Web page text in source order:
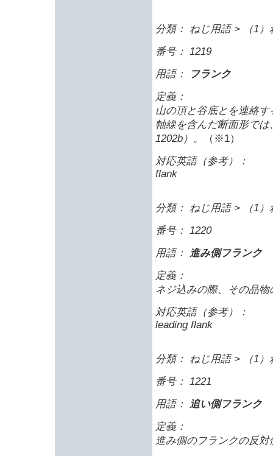
分類： ねじ用語 > （1
番号： 1219
用語：
フランク
定義：
山の頂と谷底とを連絡す
軸線を含んだ断面形で
1202b）。
（※1）
対応英語（参考）：
flank
分類： ねじ用語 > （1
番号： 1220
用語： 進み側フランク
定義：
ネジ込みの際、その品
対応英語（参考）：
leading flank
分類： ねじ用語 > （1
番号： 1221
用語： 追い側フランク
定義：
進み側のフランクの反